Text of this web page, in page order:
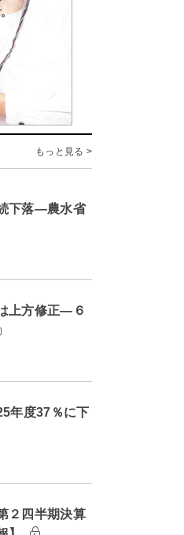
もっと見る >
下落―農水省
上方修正―６
年度37％に下
２四半期決算